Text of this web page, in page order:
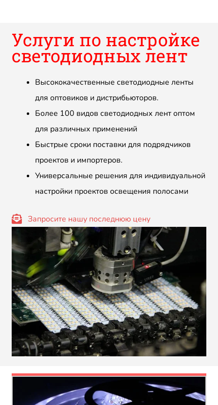
Услуги по настройке
светодиодных лент
Высококачественные светодиодные ленты
для оптовиков и дистрибьюторов.
Более 100 видов светодиодных лент оптом
для различных применений
Быстрые сроки поставки для подрядчиков
проектов и импортеров.
Универсальные решения для индивидуальной
настройки проектов освещения полосами
Запросите нашу последнюю цену